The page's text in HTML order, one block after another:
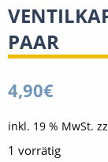
PAAR
4,90€
inkl. 19 % MwSt.
1 vorrätig